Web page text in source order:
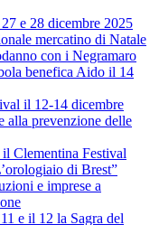
e 28 dicembre 2025
mercatino di Natale
con i Negramaro
benefica Aido il 14
il 12-14 dicembre
alla prevenzione delle
Clementina Festival
di Brest”
e imprese a
e il 12 la Sagra del